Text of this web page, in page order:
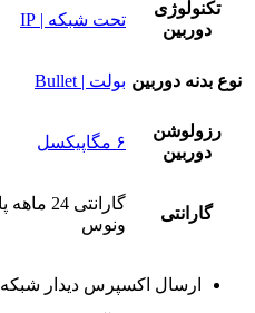
تکنولوژی
دوربین
تحت شبکه | IP
نوع بدنه دوربین بولت | Bullet
رزولوشن
دوربین
۶ مگاپیکسل
گارانتی
ونوس
ارسال اکسپرس دیدار شبکه